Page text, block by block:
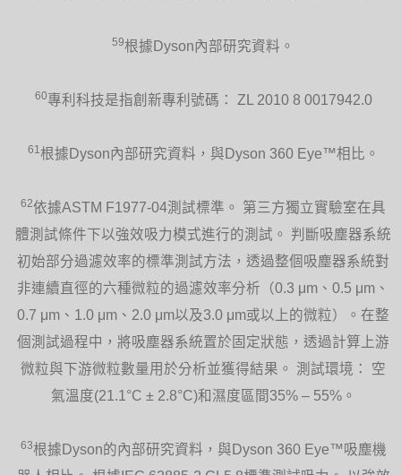
59根據Dyson內部研究資料。
60專利科技是指創新專利號碼： ZL 2010 8 0017942.0
61 根據Dyson內部研究資料，與Dyson 360 Eye™相比。
62依據ASTM F1977-04測試標準。 第三方獨立實驗室在具
體測試條件下以強效吸力模式進行的測試。 判斷吸塵器系統
初始部分過濾效率的標準測試方法，透過整個吸塵器系統對
非連續直徑的六種微粒的過濾效率分析（0.3 μm、0.5 μm、
0.7 μm、1.0 μm、2.0 μm以及3.0 μm或以上的微粒）。在整
個測試過程中，將吸塵器系統置於固定狀態，透過計算上游
微粒與下游微粒數量用於分析並獲得結果。 測試環境： 空
氣溫度(21.1°C ± 2.8°C)和濕度區間35% – 55%。
63根據Dyson的內部研究資料，與Dyson 360 Eye™吸塵機